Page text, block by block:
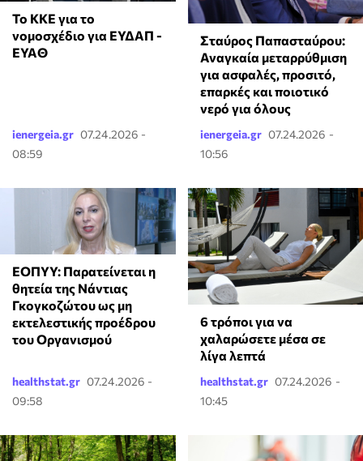
To KKE για το
νομοσχέδιο για ΕΥΔΑΠ -
ΕΥΑΘ
ienergeia.gr 07.24.2026 -
08:59
Σταύρος Παπασταύρου:
Αναγκαία μεταρρύθμιση
για ασφαλές, προσιτό,
επαρκές και ποιοτικό
νερό για όλους
ienergeia.gr 07.24.2026 -
10:56
ΕΟΠΥΥ: Παρατείνεται η
θητεία της Νάντιας
Γκογκοζώτου ως μη
εκτελεστικής προέδρου
του Οργανισμού
healthstat.gr 07.24.2026 -
09:58
6 τρόποι για να
χαλαρώσετε μέσα σε
λίγα λεπτά
healthstat.gr 07.24.2026 -
10:45